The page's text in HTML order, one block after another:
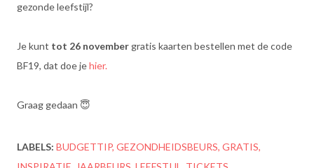
gezonde leefstijl?
Je kunt tot 26 november gratis kaarten bestellen met de code
BF19, dat doe jehier.
Graag gedaan 😇
LABELS: BUDGETTIP GEZONDHEIDSBEURS GRATIS